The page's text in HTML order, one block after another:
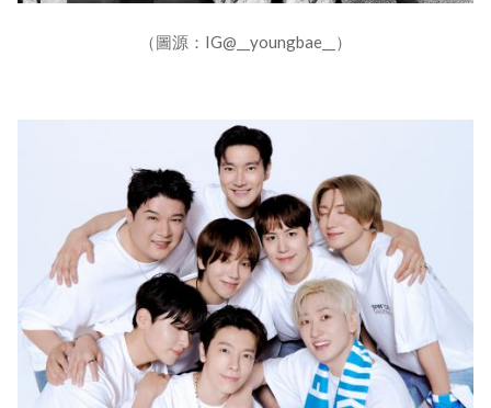
（圖源：IG@__youngbae__）